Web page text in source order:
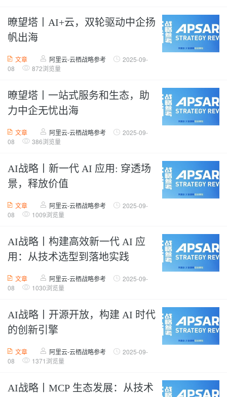
暸望塔丨AI+云，双轮驱动中企扬
帆出海
文章 阿里云-云栖战略参考
2025-09-
08
872浏览量
暸望塔丨一站式服务和生态，助
力中企无忧出海
文章 阿里云-云栖战略参考
2025-09-
08
386浏览量
AI战略丨新一代 AI 应用: 穿透场
景，释放价值
文章 阿里云-云栖战略参考
2025-09-
08
1009浏览量
AI战略丨构建高效新一代 AI 应
用：从技术选型到落地实践
文章 阿里云-云栖战略参考
2025-09-
08
1030浏览量
AI战略丨开源开放，构建 AI 时代
的创新引擎
文章 阿里云-云栖战略参考
2025-09-
08
1371浏览量
AI战略丨MCP 生态发展：从技术